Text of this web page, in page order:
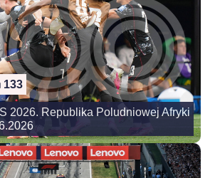
133
2026. Republika Poludniowej Afryki